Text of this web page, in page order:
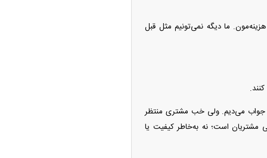
هزینه‌مون. ما دیگه نمی‌تونیم مثل قبل
جواب می‌دیم. ولی خب مشتری منتظر
مشتریان است؛ نه به‌خاطر کیفیت یا